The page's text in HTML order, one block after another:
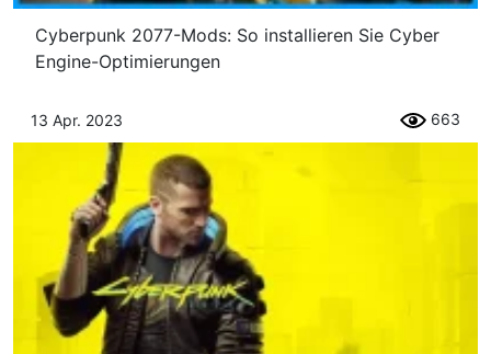
Cyberpunk 2077-Mods: So installieren Sie Cyber ​​​​
Engine-Optimierungen
13 Apr. 2023 663